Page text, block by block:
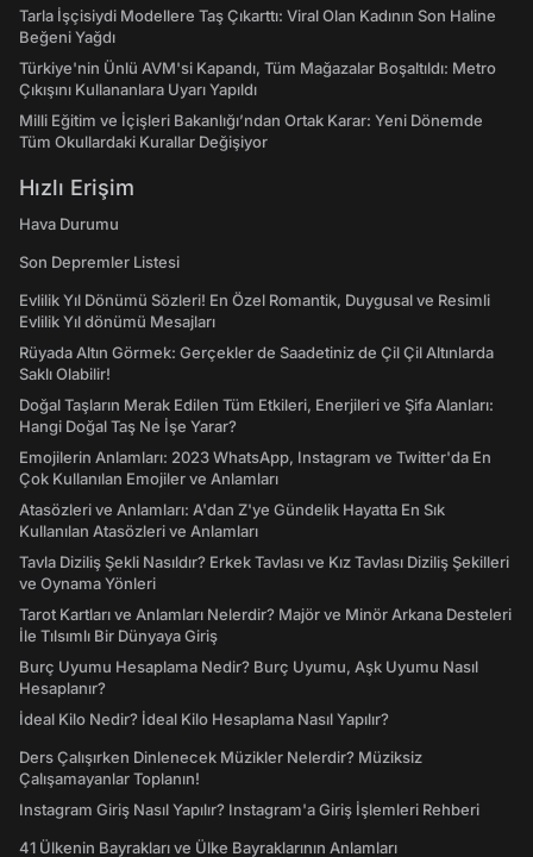
Tarla İşçisiydi Modellere Taş Çıkarttı: Viral Olan Kadının Son Haline
Beğeni Yağdı
Türkiye'nin Ünlü AVM'si Kapandı, Tüm Mağazalar Boşaltıldı: Metro
Çıkışını Kullananlara Uyarı Yapıldı
Milli Eğitim ve İçişleri Bakanlığı’ndan Ortak Karar: Yeni Dönemde
Tüm Okullardaki Kurallar Değişiyor
Hızlı Erişim
Hava Durumu
Son Depremler Listesi
Evlilik Yıl Dönümü Sözleri! En Özel Romantik, Duygusal ve Resimli
Evlilik Yıl dönümü Mesajları
Rüyada Altın Görmek: Gerçekler de Saadetiniz de Çil Çil Altınlarda
Saklı Olabilir!
Doğal Taşların Merak Edilen Tüm Etkileri, Enerjileri ve Şifa Alanları:
Hangi Doğal Taş Ne İşe Yarar?
Emojilerin Anlamları: 2023 WhatsApp, Instagram ve Twitter'da En
Çok Kullanılan Emojiler ve Anlamları
Atasözleri ve Anlamları: A'dan Z'ye Gündelik Hayatta En Sık
Kullanılan Atasözleri ve Anlamları
Tavla Diziliş Şekli Nasıldır? Erkek Tavlası ve Kız Tavlası Diziliş Şekilleri
ve Oynama Yönleri
Tarot Kartları ve Anlamları Nelerdir? Majör ve Minör Arkana Desteleri
İle Tılsımlı Bir Dünyaya Giriş
Burç Uyumu Hesaplama Nedir? Burç Uyumu, Aşk Uyumu Nasıl
Hesaplanır?
İdeal Kilo Nedir? İdeal Kilo Hesaplama Nasıl Yapılır?
Ders Çalışırken Dinlenecek Müzikler Nelerdir? Müziksiz
Çalışamayanlar Toplanın!
Instagram Giriş Nasıl Yapılır? Instagram'a Giriş İşlemleri Rehberi
41 Ülkenin Bayrakları ve Ülke Bayraklarının Anlamları